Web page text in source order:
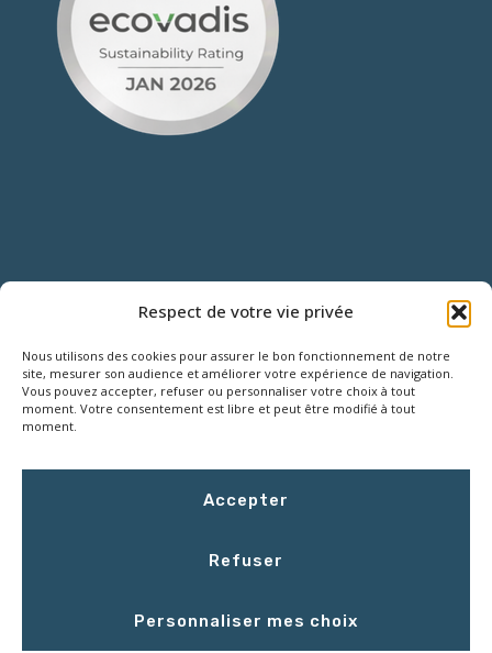
Respect de votre vie privée
Nous utilisons des cookies pour assurer le bon fonctionnement de notre
site, mesurer son audience et améliorer votre expérience de navigation.
Vous pouvez accepter, refuser ou personnaliser votre choix à tout
moment. Votre consentement est libre et peut être modifié à tout
moment.
Accepter
Refuser
Personnaliser mes choix
18 Rue Roger SALENGRO,
Z.I. des Grouëts, 41100 SAINT-OUEN
Le vendredi : 8h00 - 16h30